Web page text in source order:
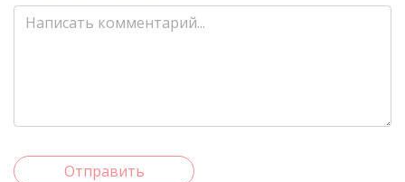
Отправить